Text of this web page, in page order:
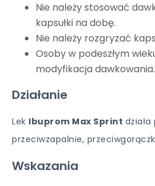
Nie należy stosować
kapsułki na dobę.
Nie należy rozgryzać
Osoby w podeszłym
modyfikacja dawkowania.
Działanie
Lek Ibuprom Max Sprint
przeciwzapalnie,
Wskazania